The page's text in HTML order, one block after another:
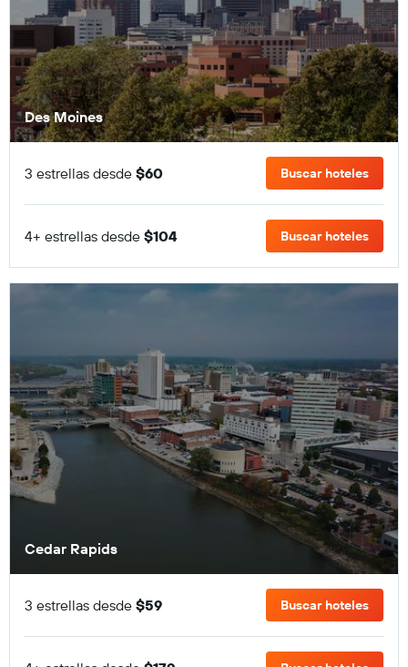
Des Moines
3 estrellas desde $60 Buscar hoteles
4+ estrellas desde $104 Buscar hoteles
Cedar Rapids
3 estrellas desde $59 Buscar hoteles